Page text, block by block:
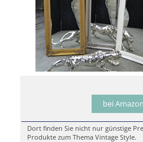
bei
Dort finden Sie nicht nur günstige
Produkte zum Thema Vintage Style.